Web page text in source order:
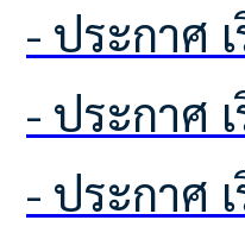
- ประกา
- ประกา
- ประกา